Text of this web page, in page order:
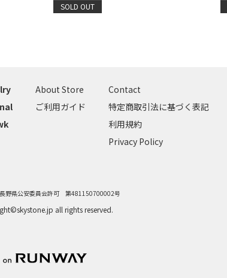
SOLD OUT
About Store
ご利用ガイド
Contact
特定商取引法に基づく表記
利用規約
Privacy Policy
野県公安委員会許可 第481150700002号
all rights reserved.